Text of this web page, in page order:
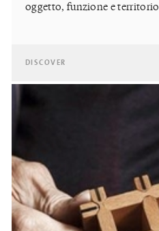
oggetto, funzione e territorio
DISCOVER